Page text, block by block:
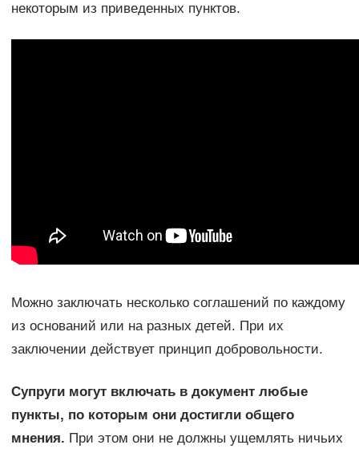
некоторым из приведенных пунктов.
Можно заключать несколько соглашений по каждому
из оснований или на разных детей. При их
заключении действует принцип добровольности.
Супруги могут включать в документ любые
пункты, по которым они достигли общего
мнения. При этом они не должны ущемлять ничьих